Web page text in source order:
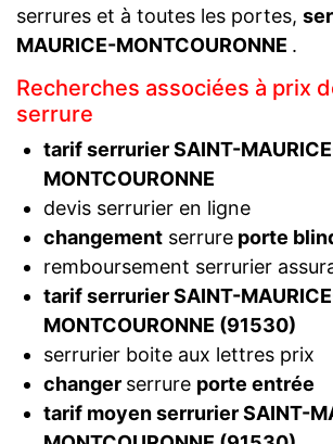
serrures et à toutes les portes,
MAURICE-MONTCOURONNE .
Recherches associées à prix
serrure
tarif serrurier SAINT-
MONTCOURONNE
devis serrurier en ligne
changementserrureporte
remboursement serrurier
tarif serrurier SAINT-
MONTCOURONNE (91530)
serrurier boite aux lettres prix
changer serrure porte entrée
tarif moyen serrurier SAINT-